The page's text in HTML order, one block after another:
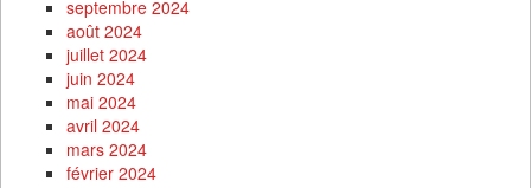
septembre 2024
août 2024
juillet 2024
juin 2024
mai 2024
avril 2024
mars 2024
février 2024